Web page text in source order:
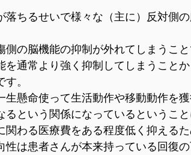
落ちるせいで様々な（主に）反対側
側の脳機能の抑制が外れてしまうこ
通常より強く抑制してしまうこと
。
懸命使って生活動作や移動動作を
という関係になっているということ
わる医療費をある程度低く抑える
は患者さんが本来持っている回復